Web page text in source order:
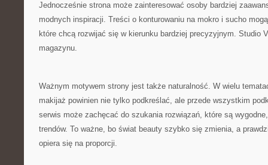
Jednocześnie strona może zainteresować osoby bardziej
modnych inspiracji. Treści o konturowaniu na mokro i sucho
które chcą rozwijać się w kierunku bardziej precyzyjnym. Studio
magazynu.
Ważnym motywem strony jest także naturalność. W wielu
makijaż powinien nie tylko podkreślać, ale przede wszystkim
serwis może zachęcać do szukania rozwiązań, które są
trendów. To ważne, bo świat beauty szybko się zmienia, a
opiera się na proporcji.